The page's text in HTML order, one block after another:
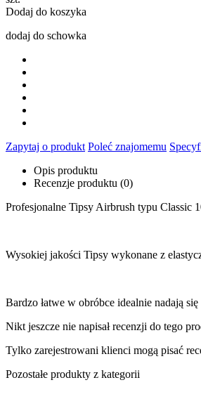
Dodaj do koszyka
dodaj do schowka
Zapytaj o produkt Poleć znajomemu
Opis produktu
Recenzje produktu (0)
Profesjonalne Tipsy Airbrush typu Classic
Wysokiej jakości Tipsy wykonane z
Bardzo łatwe w obróbce idealnie nadają
Nikt jeszcze nie napisał recenzji do tego
Tylko zarejestrowani klienci mogą pisać
Pozostałe produkty z kategorii